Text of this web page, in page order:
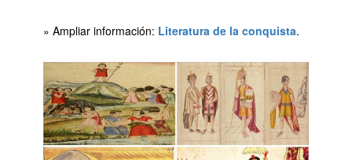
» Ampliar información: Literatura de la conquista.